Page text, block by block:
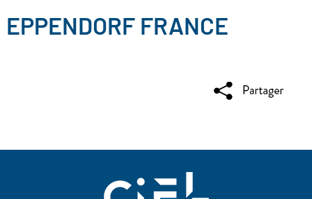
EPPENDORF FRANCE